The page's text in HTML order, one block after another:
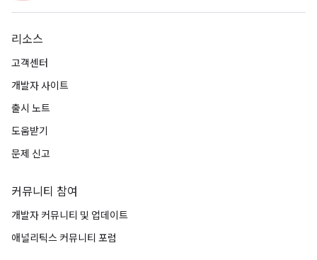
리소스
고객센터
개발자 사이트
출시 노트
도움받기
문제 신고
커뮤니티 참여
개발자 커뮤니티 및 업데이트
애널리틱스 커뮤니티 포럼